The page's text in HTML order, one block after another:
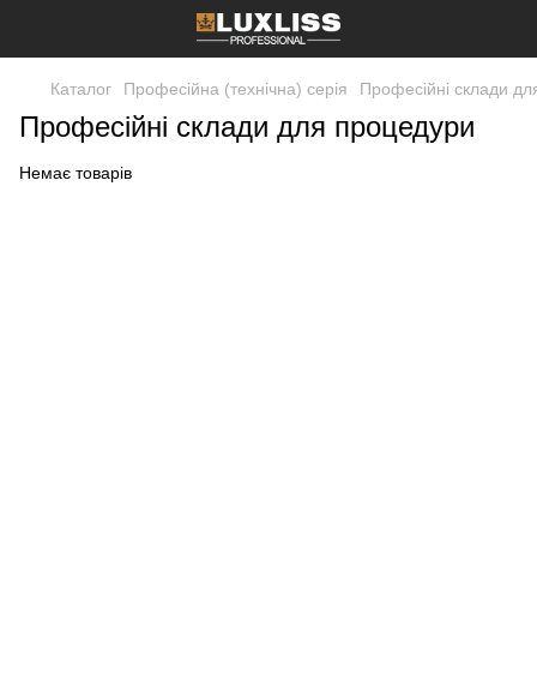
Каталог Професійна (технічна) серія Професійні склади
Професійні склади для процедури
Немає товарів